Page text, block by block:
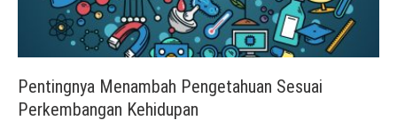
Pentingnya Menambah Pengetahuan Sesuai
Perkembangan Kehidupan